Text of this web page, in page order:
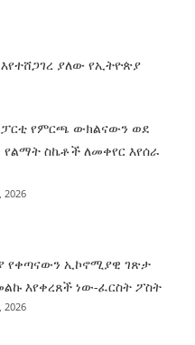
ያለው የኢትዮጵያ
ፓርቲ የምርጫ ውክልናውን ወደ
ስኬቶች ለመቀየር እየሰራ
2026
የቀጣናውን ኢኮኖሚያዊ ገጽታ
እየቀረጸች ነው-ፈርስት ፖስት
2026